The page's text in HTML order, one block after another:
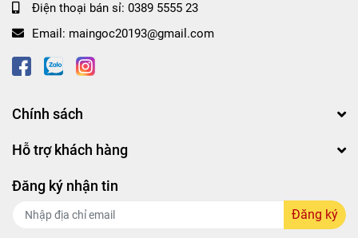
Điện thoại bán sỉ: 0389 5555 23
Email: maingoc20193@gmail.com
Chính sách
Hỗ trợ khách hàng
Đăng ký nhận tin
Đăng ký